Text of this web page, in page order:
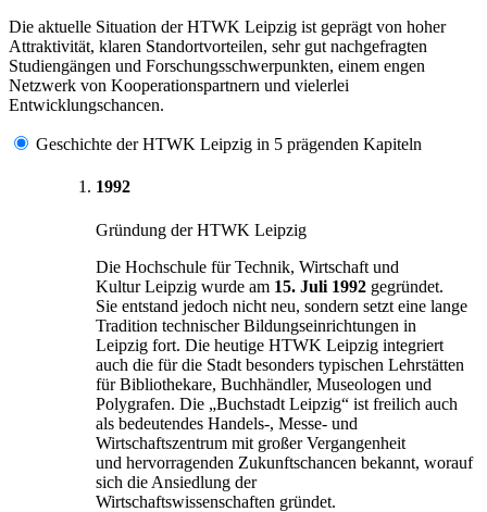
Die aktuelle Situation der HTWK Leipzig ist geprägt von hoher
Attraktivität, klaren Standortvorteilen, sehr gut nachgefragten
Studiengängen und Forschungsschwerpunkten, einem engen
Netzwerk von Kooperationspartnern und vielerlei
Entwicklungschancen.
Geschichte der HTWK Leipzig in 5 prägenden Kapiteln
1992
Gründung der HTWK Leipzig
Die Hochschule für Technik, Wirtschaft und
Kultur Leipzig wurde am 15. Juli 1992 gegründet.
Sie entstand jedoch nicht neu, sondern setzt eine lange
Tradition technischer Bildungseinrichtungen in
Leipzig fort. Die heutige HTWK Leipzig integriert
auch die für die Stadt besonders typischen Lehrstätten
für Bibliothekare, Buchhändler, Museologen und
Polygrafen. Die „Buchstadt Leipzig“ ist freilich auch
als bedeutendes Handels-, Messe- und
Wirtschaftszentrum mit großer Vergangenheit
und hervorragenden Zukunftschancen bekannt, worauf
sich die Ansiedlung der
Wirtschaftswissenschaften gründet.